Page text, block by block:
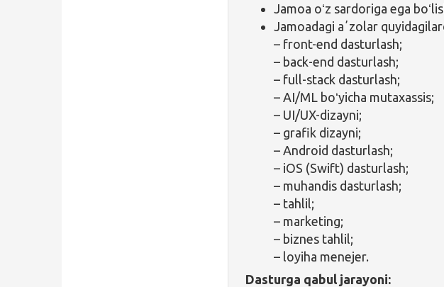
Jamoa oʻz sardoriga ega
Jamoadagi aʼzolar
– front-end dasturlash;
– back-end dasturlash;
– full-stack dasturlash;
– AI/ML boʻyicha mutaxassis;
– UI/UX-dizayni;
– grafik dizayni;
– Android dasturlash;
– iOS (Swift) dasturlash;
– muhandis dasturlash;
– tahlil;
– marketing;
– biznes tahlil;
– loyiha menejer.
Dasturga qabul jarayoni: